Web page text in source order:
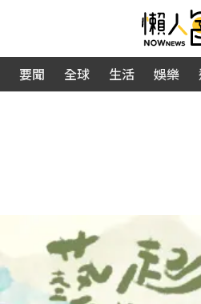
要聞 全球 生活 娛樂